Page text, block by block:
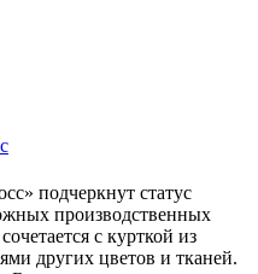
подчеркнут статус
производственных
с курткой из
других цветов и тканей.